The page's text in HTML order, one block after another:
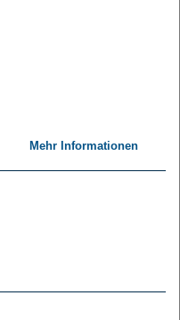
Mehr Informationen